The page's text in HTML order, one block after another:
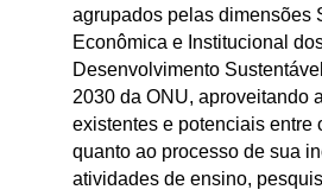
agrupados pelas dimensões
Econômica e Institucional
Desenvolvimento
2030 da ONU, aproveitando
existentes e potenciais entre
quanto ao processo de sua
atividades de ensino,